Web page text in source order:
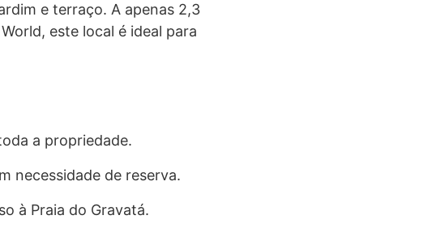
e terraço. A apenas 2,3
este local é ideal para
a propriedade.
necessidade de reserva.
à Praia do Gravatá.